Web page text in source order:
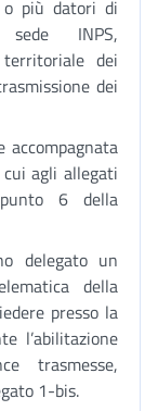
o più datori di
INPS,
territoriale dei
dei
agli allegati
6 della
delegato un
della
presso la
l’abilitazione
trasmesse,
1-bis.